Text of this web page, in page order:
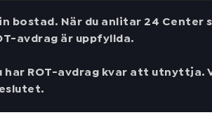
bostad. När du anlitar 24 Center
avdrag är uppfyllda.
ROT-avdrag kvar att utnyttja.